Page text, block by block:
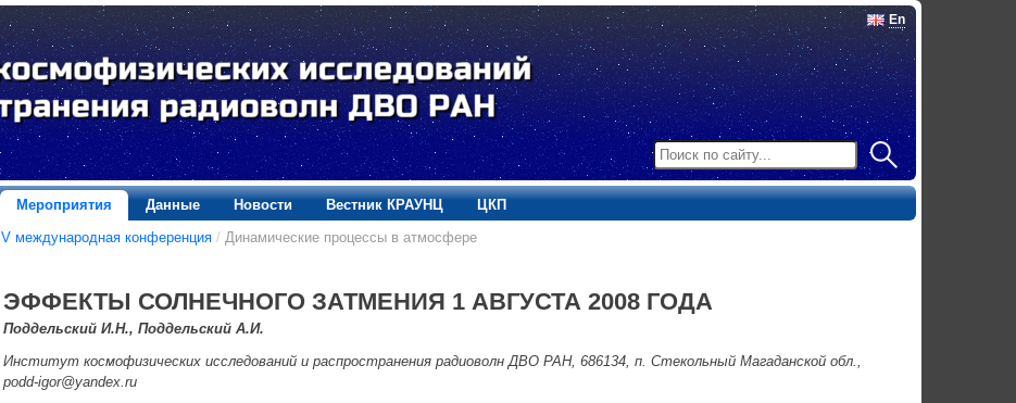
En
Мероприятия Данные Новости Вестник КРАУНЦ
ЦКП
V международная конференция / Динамические процессы в атмосфере
ЭФФЕКТЫ СОЛНЕЧНОГО ЗАТМЕНИЯ 1 АВГУСТА 2008 ГОДА
Поддельский И.Н., Поддельский А.И.
Институт космофизических исследований и распространения радиоволн ДВО РАН, 686134, п. Стекольный Магаданской обл.,
podd-igor@yandex.ru